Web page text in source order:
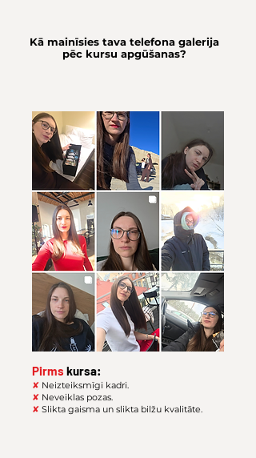
Kā mainīsies tava telefona galerija
pēc kursu apgūšanas?
Pirms kursa:
✘ Neizteiksmīgi kadri.
✘ Neveiklas pozas.
✘ Slikta gaisma un slikta bilžu kvalitāte.